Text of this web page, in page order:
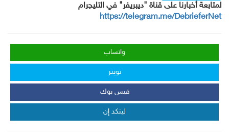
لمتابعة أخبارنا على قناة "ديبريفر" في التليجرام
https://telegram.me/DebrieferNet
واتساب
تويتر
فيس بوك
لينكد إن